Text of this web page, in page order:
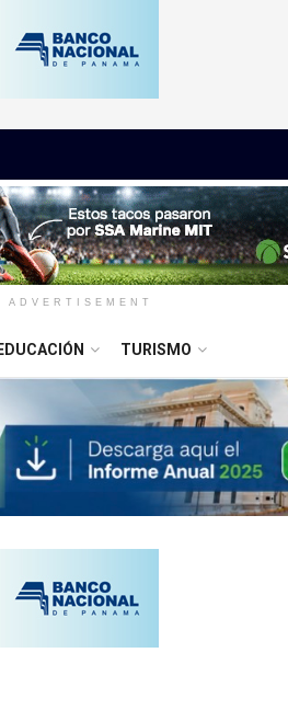
ADVERTISEMENT
EDUCACIÓN TURISMO